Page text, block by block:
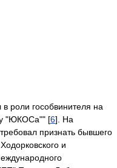
роли гособвинителя на
"ЮКОСа"" [6]. На
признать бывшего
и